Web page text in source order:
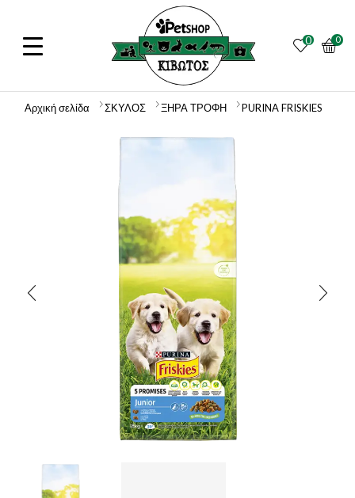
0 0
Αρχική σελίδα ΣΚΥΛΟΣ ΞΗΡΑ ΤΡΟΦΗ PURINA FRISKIES